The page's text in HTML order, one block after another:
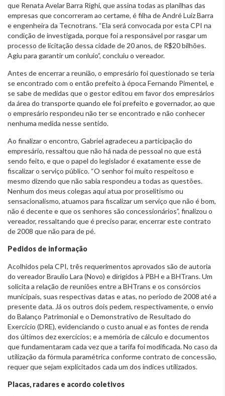
que Renata Avelar Barra Righi, que assina todas as planilhas das
empresas que concorreram ao certame, é filha de André Luiz Barra
e engenheira da Tecnotrans. “Ela será convocada por esta CPI na
condição de investigada, porque foi a responsável por rasgar um
processo de licitação dessa cidade de 20 anos, de R$20 bilhões.
Agiu para garantir um conluio”, concluiu o vereador.
Antes de encerrar a reunião, o empresário foi questionado se teria
se encontrado com o então prefeito à época Fernando Pimentel, e
se sabe de medidas que o gestor editou em favor dos empresários
da área do transporte quando ele foi prefeito e governador, ao que
o empresário respondeu não ter se encontrado e não conhecer
nenhuma medida nesse sentido.
Ao finalizar o encontro, Gabriel agradeceu a participação do
empresário, ressaltou que não há nada de pessoal no que está
sendo feito, e que o papel do legislador é exatamente esse de
fiscalizar o serviço público. “O senhor foi muito respeitoso e
mesmo dizendo que não sabia respondeu a todas as questões.
Nenhum dos meus colegas aqui atua por proselitismo ou
sensacionalismo, atuamos para fiscalizar um serviço que não é bom,
não é decente e que os senhores são concessionários”, finalizou o
vereador, ressaltando que é preciso parar, encerrar este contrato
de 2008 que não para de pé.
Pedidos de informação
Acolhidos pela CPI, três requerimentos aprovados são de autoria
do vereador Braulio Lara (Novo) e dirigidos à PBH e a BHTrans. Um
solicita a relação de reuniões entre a BHTrans e os consórcios
municipais, suas respectivas datas e atas, no período de 2008 até a
presente data. Já os outros dois pedem, respectivamente, o envio
do Balanço Patrimonial e o Demonstrativo de Resultado do
Exercício (DRE), evidenciando o custo anual e as fontes de renda
dos últimos dez exercícios; e a memória de cálculo e documentos
que fundamentaram cada vez que a tarifa foi modificada. No caso da
utilização da fórmula paramétrica conforme contrato de concessão,
requer que sejam explicitados cada um dos índices utilizados.
Placas, radares e acordo coletivos